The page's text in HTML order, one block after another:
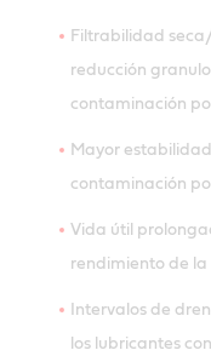
Filtrabilidad
reducción
contaminación
Mayor
contaminación
Vida útil
rendimiento de la
Intervalos de
los lubricantes